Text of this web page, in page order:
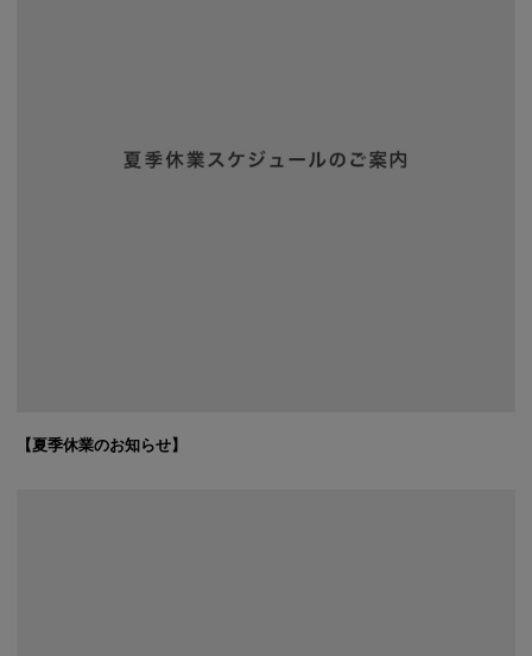
【夏季休業のお知らせ】